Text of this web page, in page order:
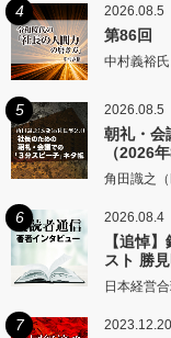
4 2026.08.5
第86回
中村義裕
5 2026.08.5
朝礼・会
（2026
角田識之
6 2026.08.4
【追悼
スト 勝見
日本経営
7 2023.12.20